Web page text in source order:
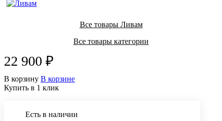
Все товары Ливам
Все товары категории
22 900 ₽
В корзину В корзине
Купить в 1 клик
Есть в наличии